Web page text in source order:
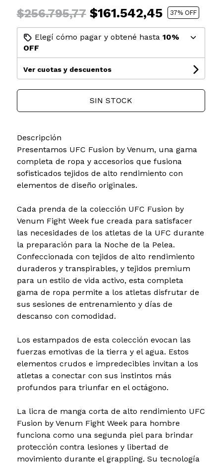
$256.795,77$161.542,45 37% OFF
Elegí cómo pagar y obtené hasta 10%
OFF
Ver cuotas y descuentos
SIN STOCK
Descripción
Presentamos UFC Fusion by Venum, una gama
completa de ropa y accesorios que fusiona
sofisticados tejidos de alto rendimiento con
elementos de diseño originales.
Cada prenda de la colección UFC Fusion by
Venum Fight Week fue creada para satisfacer
las necesidades de los atletas de la UFC durante
la preparación para la Noche de la Pelea.
Confeccionada con tejidos de alto rendimiento
duraderos y transpirables, y tejidos premium
para un estilo de vida activo, esta completa
gama de ropa permite a los atletas disfrutar de
sus sesiones de entrenamiento y días de
descanso con comodidad.
Los estampados de esta colección evocan las
fuerzas emotivas de la tierra y el agua. Estos
elementos crudos e impredecibles invitan a los
atletas a conectar con sus instintos más
profundos para triunfar en el octágono.
La licra de manga corta de alto rendimiento UFC
Fusion by Venum Fight Week para hombre
funciona como una segunda piel para brindar
protección contra lesiones y libertad de
movimiento durante el grappling. Su tecnología